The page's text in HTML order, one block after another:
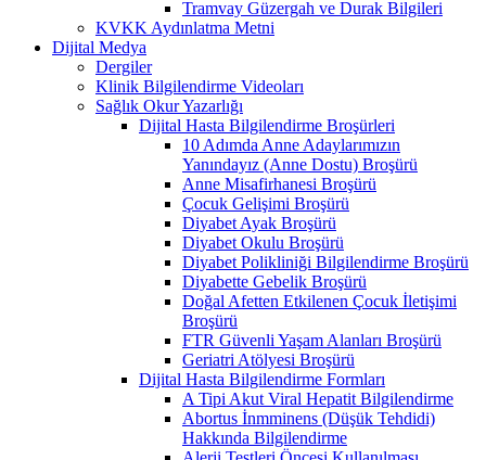
Tramvay Güzergah ve Durak Bilgileri
KVKK Aydınlatma Metni
Dijital Medya
Dergiler
Klinik Bilgilendirme Videoları
Sağlık Okur Yazarlığı
Dijital Hasta Bilgilendirme Broşürleri
10 Adımda Anne Adaylarımızın
Yanındayız (Anne Dostu) Broşürü
Anne Misafirhanesi Broşürü
Çocuk Gelişimi Broşürü
Diyabet Ayak Broşürü
Diyabet Okulu Broşürü
Diyabet Polikliniği Bilgilendirme Broşürü
Diyabette Gebelik Broşürü
Doğal Afetten Etkilenen Çocuk İletişimi
Broşürü
FTR Güvenli Yaşam Alanları Broşürü
Geriatri Atölyesi Broşürü
Dijital Hasta Bilgilendirme Formları
A Tipi Akut Viral Hepatit Bilgilendirme
Abortus İnmminens (Düşük Tehdidi)
Hakkında Bilgilendirme